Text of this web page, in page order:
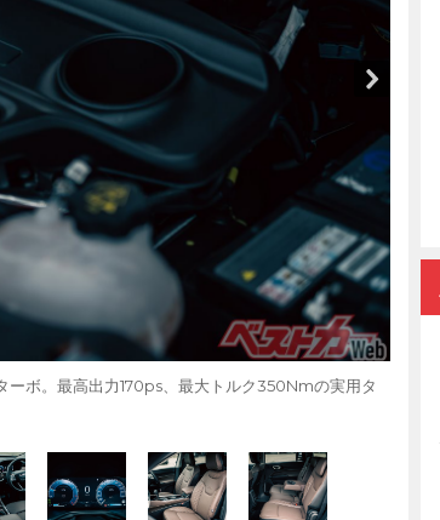
ーボ。最高出力170ps、最大トルク350Nmの実用タ